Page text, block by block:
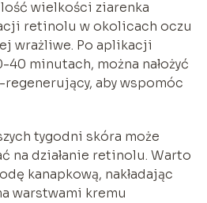
wielkości ziarenka
retinolu w okolicach oczu
wrażliwe. Po aplikacji
minutach, można nałożyć
aby wspomóc
tygodni skóra może
na działanie retinolu. Warto
kanapkową, nakładając
warstwami kremu